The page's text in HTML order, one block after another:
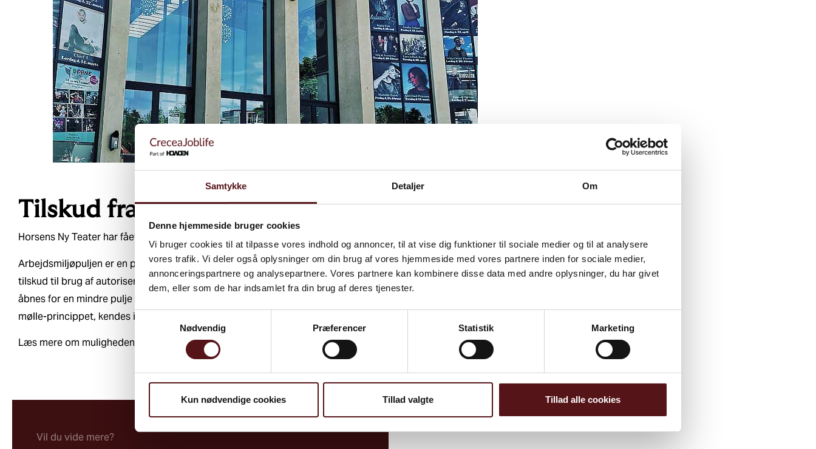
Samtykke Detaljer Om
Denne hjemmeside bruger cookies
Vi bruger cookies til at tilpasse vores indhold og annoncer, til at vise dig funktioner til sociale medier og til at analysere
vores trafik. Vi deler også oplysninger om din brug af vores hjemmeside med vores partnere inden for sociale medier,
annonceringspartnere og analysepartnere. Vores partnere kan kombinere disse data med andre oplysninger, du har givet
dem, eller som de har indsamlet fra din brug af deres tjenester.
Samtykkevalg
Nødvendig
Præferencer Statistik Marketing
Kun nødvendige cookies Tillad valgte Tillad alle cookies
Tilskud fra arbejdsmiljøpuljen
Horsens Ny Teater har fået tilskud fra arbejdsmiljøpuljen til hele indsatsen inkl. indsatsen med kemi.
Arbejdsmiljøpuljen er en pulje fra Arbejdstilsynet, hvor mindre virksomheder har mulighed for at få 80 %
tilskud til brug af autoriserede arbejdsmiljørådgivere. Puljen rådede over store beløb i 2021 og 2022, men der
åbnes for en mindre pulje på ca. 20 mio. kr. i 2023. Datoen for åbning af puljen, der håndteres efter først-til-
mølle-princippet, kendes ikke i skrivende stund.
Læs mere om muligheden for at få tilskud til forbedringer af arbejdsmiljøindsatsen via Arbejdsmiljøpuljen.
Vil du vide mere?